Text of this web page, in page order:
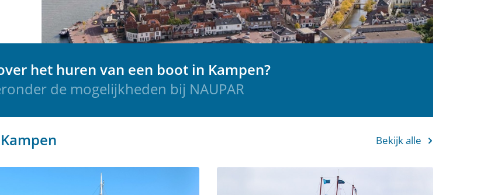
het huren van een boot in Kampen?
de mogelijkheden bij NAUPAR
Bekijk alle